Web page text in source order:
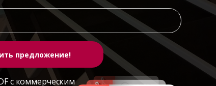
с коммерческим